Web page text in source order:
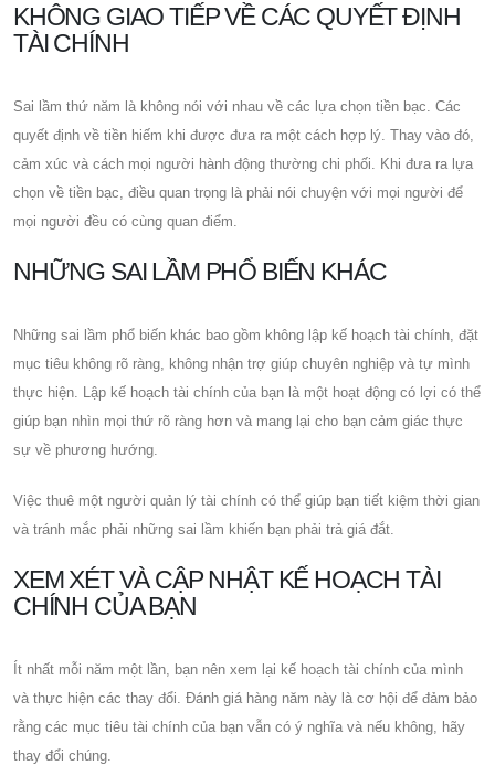
KHÔNG GIAO TIẾP VỀ CÁC QUYẾT ĐỊNH
TÀI CHÍNH
Sai lầm thứ năm là không nói với nhau về các lựa chọn tiền bạc. Các
quyết định về tiền hiếm khi được đưa ra một cách hợp lý. Thay vào đó,
cảm xúc và cách mọi người hành động thường chi phối. Khi đưa ra lựa
chọn về tiền bạc, điều quan trọng là phải nói chuyện với mọi người để
mọi người đều có cùng quan điểm.
NHỮNG SAI LẦM PHỔ BIẾN KHÁC
Những sai lầm phổ biến khác bao gồm không lập kế hoạch tài chính, đặt
mục tiêu không rõ ràng, không nhận trợ giúp chuyên nghiệp và tự mình
thực hiện. Lập kế hoạch tài chính của bạn là một hoạt động có lợi có thể
giúp bạn nhìn mọi thứ rõ ràng hơn và mang lại cho bạn cảm giác thực
sự về phương hướng.
Việc thuê một người quản lý tài chính có thể giúp bạn tiết kiệm thời gian
và tránh mắc phải những sai lầm khiến bạn phải trả giá đắt.
XEM XÉT VÀ CẬP NHẬT KẾ HOẠCH TÀI
CHÍNH CỦA BẠN
Ít nhất mỗi năm một lần, bạn nên xem lại kế hoạch tài chính của mình
và thực hiện các thay đổi. Đánh giá hàng năm này là cơ hội để đảm bảo
rằng các mục tiêu tài chính của bạn vẫn có ý nghĩa và nếu không, hãy
thay đổi chúng.